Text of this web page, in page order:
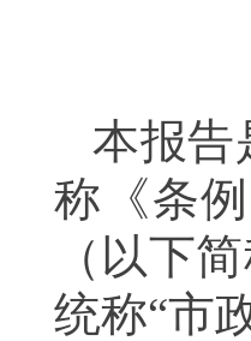
本报告
称《条
（以下
统称“市